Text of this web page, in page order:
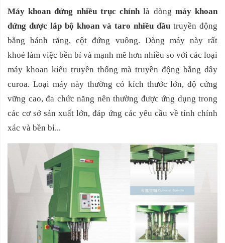
Máy khoan đứng nhiều trục chính là dòng máy khoan
đứng được lắp bộ khoan và taro nhiều đầu truyền động
bằng bánh răng, cột đứng vuông. Dòng máy này rất
khoẻ làm việc bền bỉ và mạnh mẽ hơn nhiều so với các loại
máy khoan kiểu truyền thống mà truyền động bằng dây
curoa. Loại máy này thường có kích thước lớn, độ cứng
vững cao, đa chức năng nên thường được ứng dụng trong
các cơ sở sản xuất lớn, đáp ứng các yêu cầu về tính chính
xác và bền bỉ...